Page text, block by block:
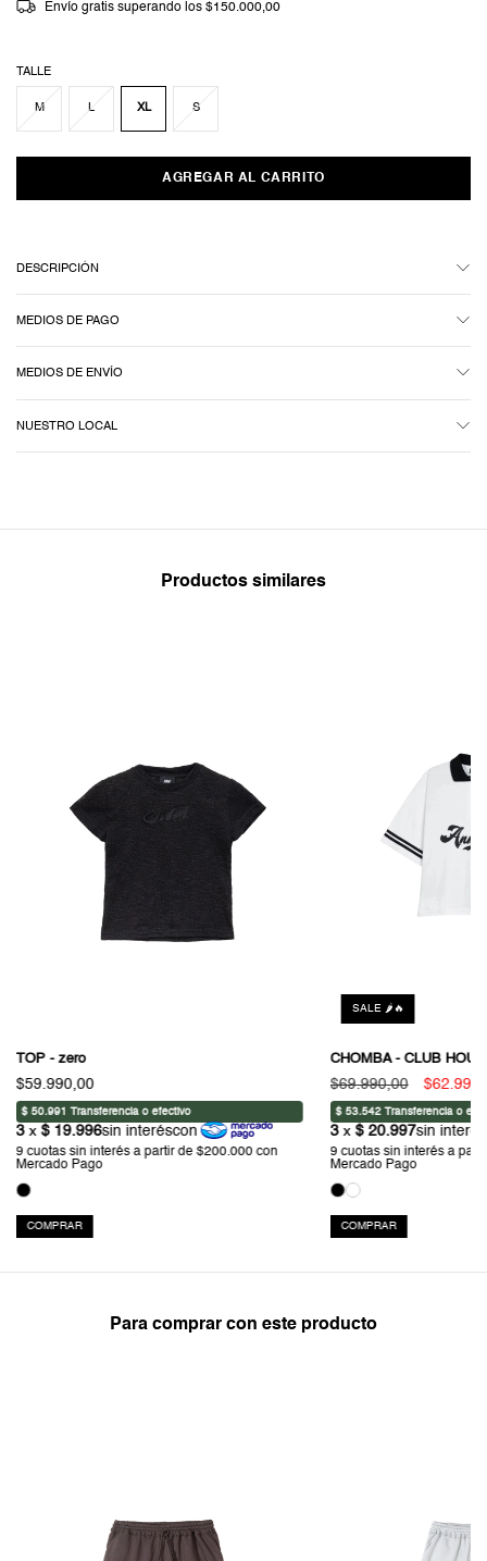
Envío gratis superando los $150.000,00
TALLE
M L XL S
DESCRIPCIÓN
MEDIOS DE PAGO
MEDIOS DE ENVÍO
NUESTRO LOCAL
Productos similares
TOP - zero
$59.990,00
COMPRAR
SALE 🌶️🔥
CHOMBA - CLUB
$69.990,00
COMPRAR
Para comprar con este producto